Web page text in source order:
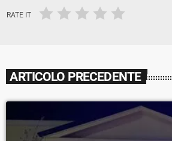
RATE IT
ARTICOLO PRECEDENTE